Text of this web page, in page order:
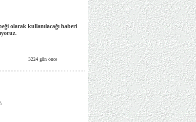
olarak kullanılacağı haberi
3224 gün önce